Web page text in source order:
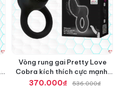
Vòng rung gai Pretty Love
Cobra kích thích cực mạnh,
tăng hưng phấn
370.000₫ 536.000₫